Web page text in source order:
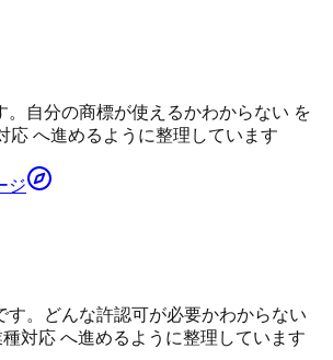
。自分の商標が使えるかわからない を
応 へ進めるように整理しています
ジ
す。どんな許認可が必要かわからない
対応 へ進めるように整理しています